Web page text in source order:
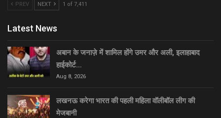
PREV NEXT 1 of 7,411
Latest News
अबान के जनाज़े में शामिल होंगे उमर और अली, इलाहाबाद
हाईकोर्ट…
Aug 8, 2026
लखनऊ करेगा भारत की पहली महिला वॉलीबॉल लीग की
मेजबानी